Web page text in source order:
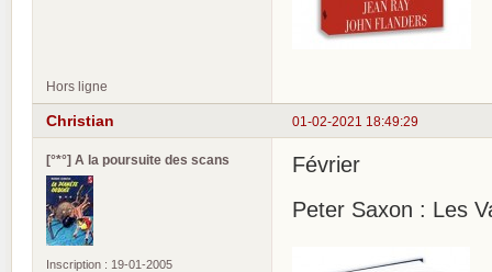
Hors ligne
01-02-2021 18:49:29
Christian
[°*°] A la poursuite des scans
Inscription : 19-01-2005
Février
Peter Saxon : Les